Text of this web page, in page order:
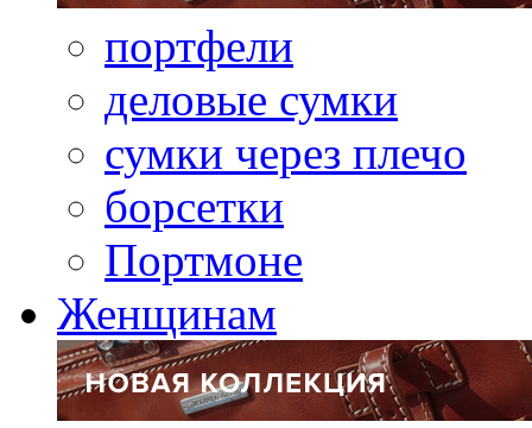
портфели
деловые сумки
сумки через плечо
борсетки
Портмоне
Женщинам